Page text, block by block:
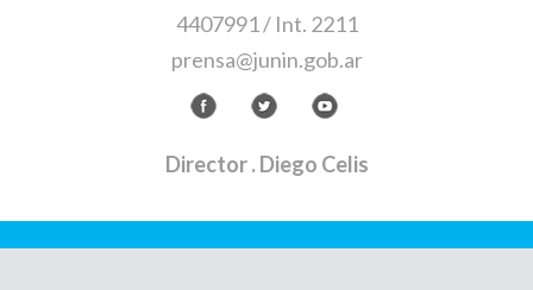
4407991 / Int. 2211
prensa@junin.gob.ar
Director. Diego Celis